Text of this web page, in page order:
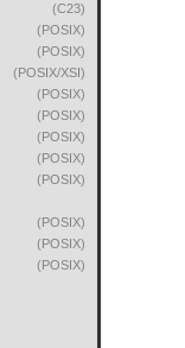
(C23)
(POSIX)
(POSIX)
(POSIX/XSI)
(POSIX)
(POSIX)
(POSIX)
(POSIX)
(POSIX)
(POSIX)
(POSIX)
(POSIX)